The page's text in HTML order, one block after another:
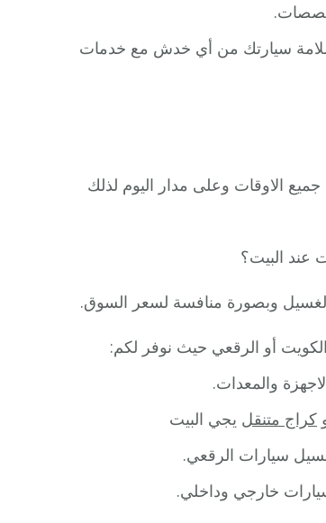
سلامة سيارتك من أي خدش مع خدمات
لخدمتكم في جميع الاوقات وعلى مدار اليوم لذلك
عند البيت؟
وبصورة منافسة لسعر السوق.
والمعدات.
كراج متنقل يجي البيت
سيارات الرقعي.
خارجي وداخلي.